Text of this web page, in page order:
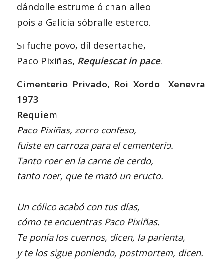
dándolle estrume ó chan alleo
pois a Galicia sóbralle esterco.
Si fuche povo, díl desertache,
Paco Pixiñas, Requiescat in pace.
Cimenterio Privado, Roi Xordo Xenevra
1973
Requiem
Paco Pixiñas, zorro confeso,
fuiste en carroza para el cementerio.
Tanto roer en la carne de cerdo,
tanto roer, que te mató un eructo.
Un cólico acabó con tus días,
cómo te encuentras Paco Pixiñas.
Te ponía los cuernos, dicen, la parienta,
y te los sigue poniendo, postmortem, dicen.